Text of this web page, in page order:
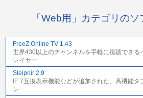
「Web用」カテゴリの
FreeZ Online TV 1.43
世界430以上のチャンネルを手軽に視聴できる
レイヤー
Sleipnir 2.9
IE 7互換表示機能などが追加された、高機能タ
ン